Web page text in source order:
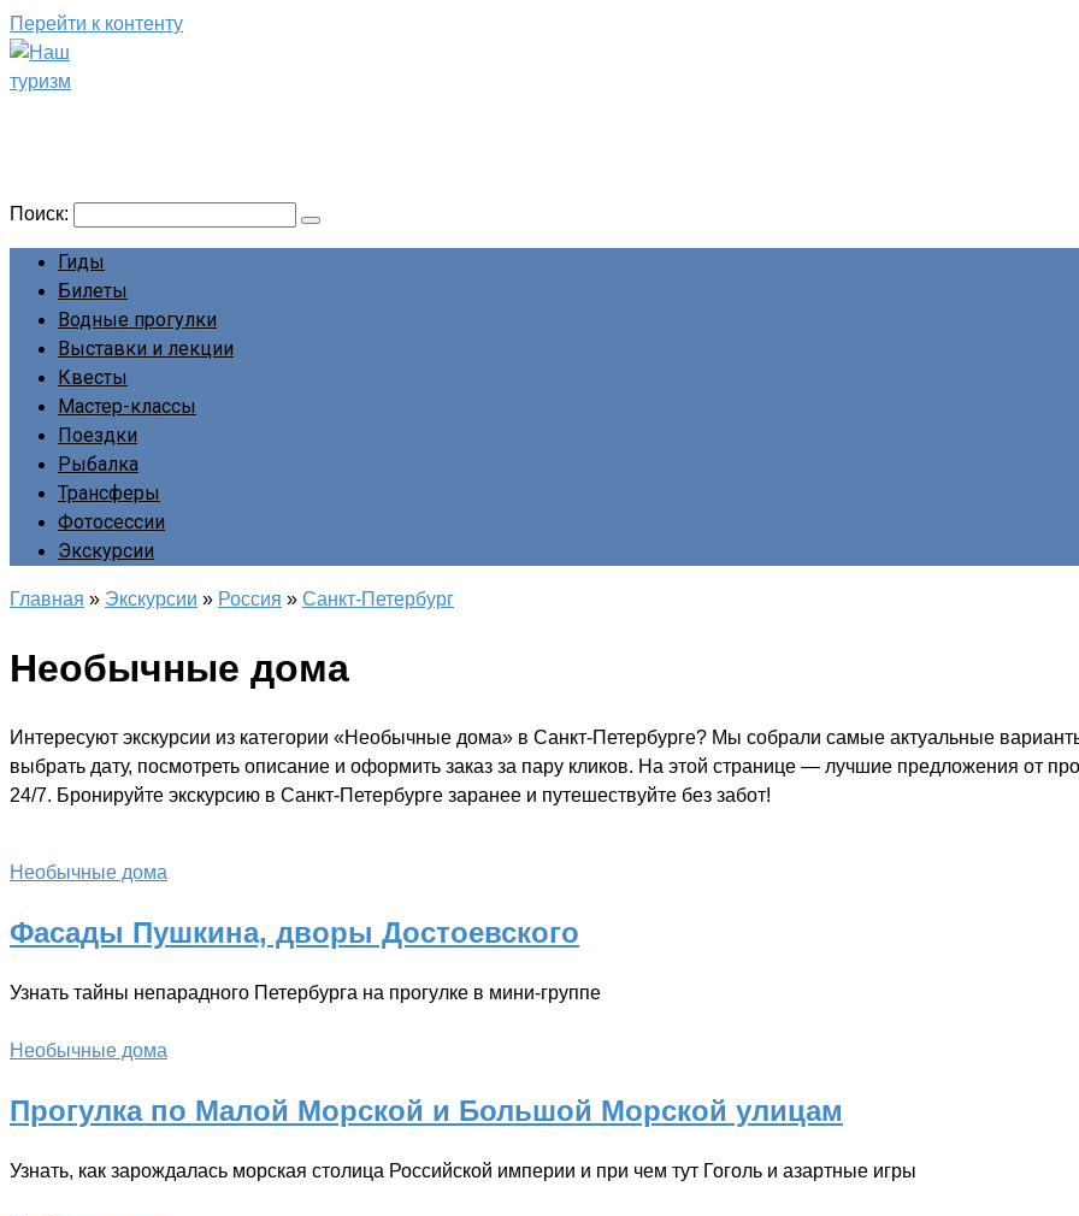
Перейти к контенту
Поиск:
Гиды
Билеты
Водные прогулки
Выставки и лекции
Квесты
Мастер-классы
Поездки
Рыбалка
Трансферы
Фотосессии
Экскурсии
Главная » Экскурсии » Россия » Санкт-Петербург
Необычные дома
Интересуют экскурсии из категории «Необычные дома» в Санкт-Петербурге? Мы собрали самые актуальные
выбрать дату, посмотреть описание и оформить заказ за пару кликов. На этой странице — лучшие предложения от
24/7. Бронируйте экскурсию в Санкт-Петербурге заранее и путешествуйте без забот!
Необычные дома
Фасады Пушкина, дворы Достоевского
Узнать тайны непарадного Петербурга на прогулке в мини-группе
Необычные дома
Прогулка по Малой Морской и Большой Морской улицам
Узнать, как зарождалась морская столица Российской империи и при чем тут Гоголь и азартные игры